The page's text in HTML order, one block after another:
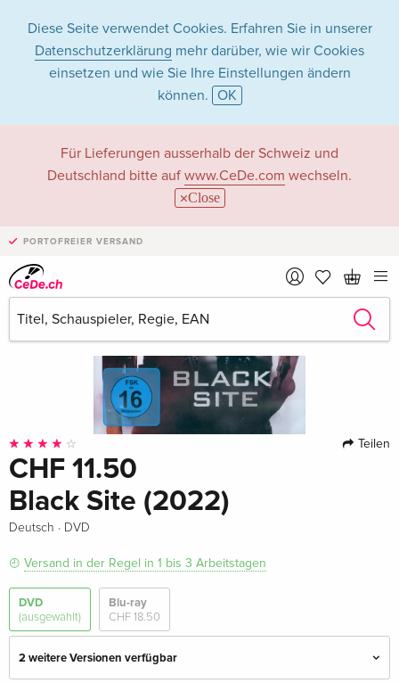
Diese Seite verwendet Cookies. Erfahren Sie in unserer
Datenschutzerklärung mehr darüber, wie wir Cookies
einsetzen und wie Sie Ihre Einstellungen ändern
können. OK
Für Lieferungen ausserhalb der Schweiz und
Deutschland bitte auf www.CeDe.com wechseln.
Close
PORTOFREIER VERSAND
Teilen
CHF 11.50
Black Site (2022)
Deutsch · DVD
Versand in der Regel in 1 bis 3 Arbeitstagen
DVD
(ausgewählt)
Blu-ray
CHF 18.50
2 weitere Versionen verfügbar